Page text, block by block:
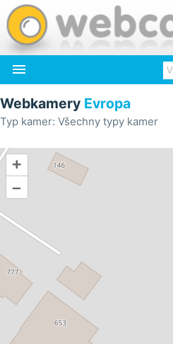

Webkamery Evropa
Typ kamer: Všechny typy kamer
+
–